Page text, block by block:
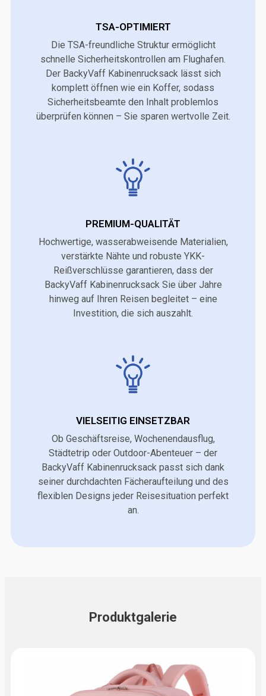
TSA-OPTIMIERT
Die TSA-freundliche Struktur ermöglicht
schnelle Sicherheitskontrollen am Flughafen.
Der BackyVaff Kabinenrucksack lässt sich
komplett öffnen wie ein Koffer, sodass
Sicherheitsbeamte den Inhalt problemlos
überprüfen können – Sie sparen wertvolle Zeit.
PREMIUM-QUALITÄT
Hochwertige, wasserabweisende Materialien,
verstärkte Nähte und robuste YKK-
Reißverschlüsse garantieren, dass der
BackyVaff Kabinenrucksack Sie über Jahre
hinweg auf Ihren Reisen begleitet – eine
Investition, die sich auszahlt.
VIELSEITIG EINSETZBAR
Ob Geschäftsreise, Wochenendausflug,
Städtetrip oder Outdoor-Abenteuer – der
BackyVaff Kabinenrucksack passt sich dank
seiner durchdachten Fächeraufteilung und des
flexiblen Designs jeder Reisesituation perfekt
an.
Produktgalerie